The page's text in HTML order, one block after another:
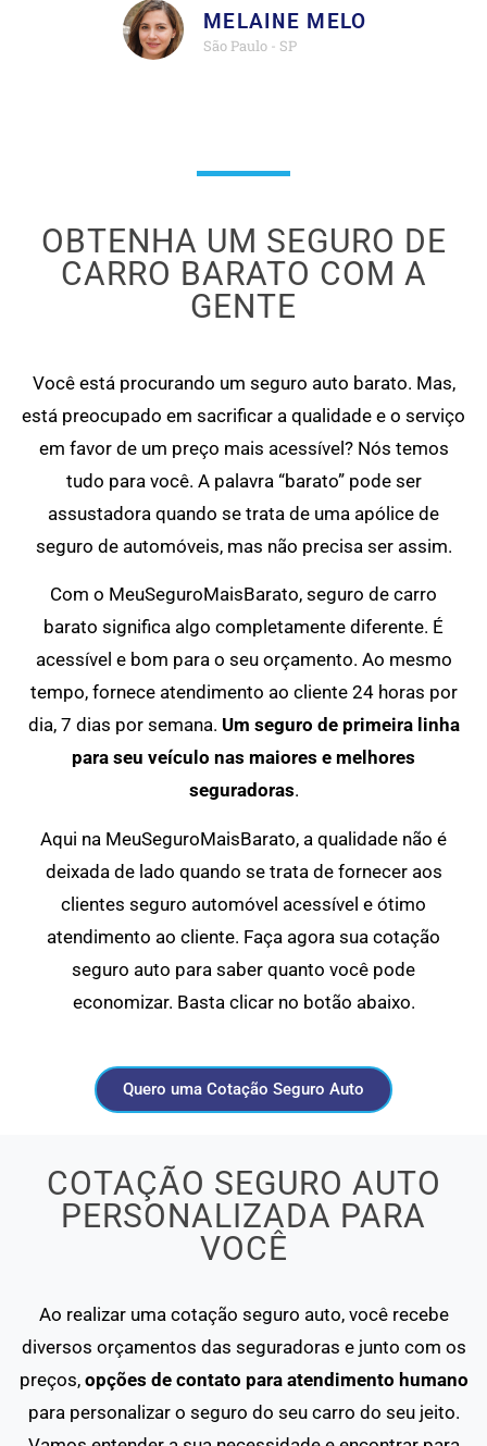
MELAINE MELO
São Paulo - SP
OBTENHA UM SEGURO DE
CARRO BARATO COM A
GENTE
Você está procurando um seguro auto barato. Mas,
está preocupado em sacrificar a qualidade e o serviço
em favor de um preço mais acessível? Nós temos
tudo para você. A palavra “barato” pode ser
assustadora quando se trata de uma apólice de
seguro de automóveis, mas não precisa ser assim.
Com o MeuSeguroMaisBarato, seguro de carro
barato significa algo completamente diferente. É
acessível e bom para o seu orçamento. Ao mesmo
tempo, fornece atendimento ao cliente 24 horas por
dia, 7 dias por semana. Um seguro de primeira linha
para seu veículo nas maiores e melhores
seguradoras.
Aqui na MeuSeguroMaisBarato, a qualidade não é
deixada de lado quando se trata de fornecer aos
clientes seguro automóvel acessível e ótimo
atendimento ao cliente. Faça agora sua cotação
seguro auto para saber quanto você pode
economizar. Basta clicar no botão abaixo.
Quero uma Cotação Seguro Auto
COTAÇÃO SEGURO AUTO
PERSONALIZADA PARA
VOCÊ
Ao realizar uma cotação seguro auto, você recebe
diversos orçamentos das seguradoras e junto com os
preços, opções de contato para atendimento humano
para personalizar o seguro do seu carro do seu jeito.